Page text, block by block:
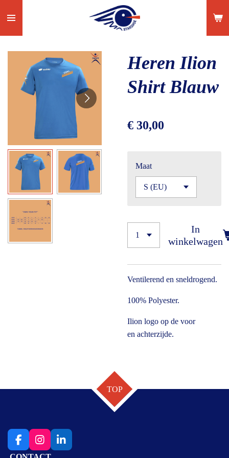
direct
naar
de
hoofdinhoud
Heren Ilion
Shirt Blauw
€ 30,00
Maat
In
winkelwagen
Ventilerend en sneldrogend.
100% Polyester.
Ilion logo op de voor
en achterzijde.
TOP
F
a
I
n
L